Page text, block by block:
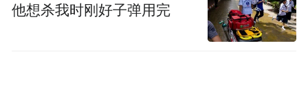
他想杀我时刚好子弹用完